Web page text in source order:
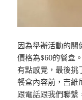
因為舉辦活動的關
價格為$60的餐盒
有點感覺，最後挑
餐盒內容前，吉維
跟電話跟我們聯繫